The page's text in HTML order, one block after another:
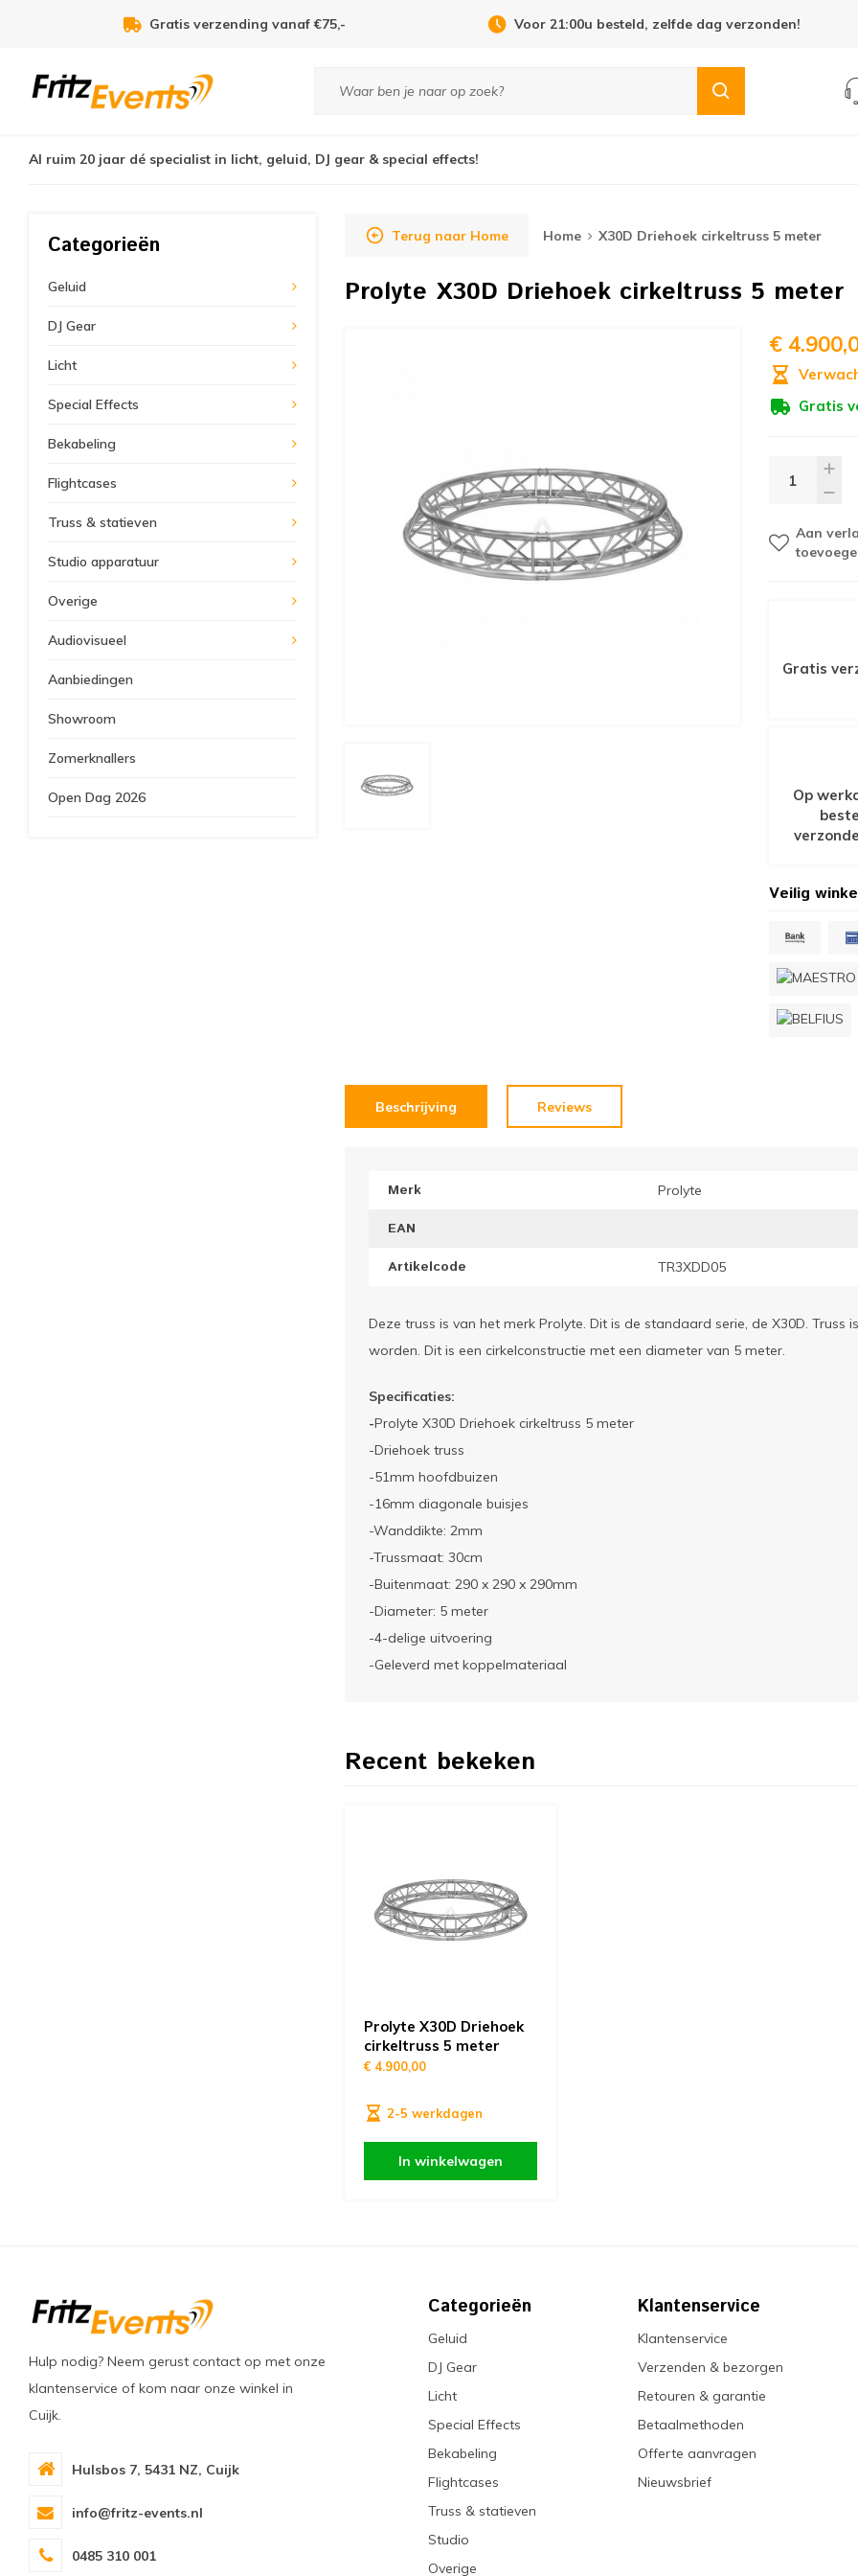
Gratis verzending vanaf €75,- Voor 21:00u besteld, zelfde dag verzonden!
Al ruim 20 jaar dé specialist in licht, geluid, DJ gear & special effects!
Categorieën
Geluid
DJ Gear
Licht
Special Effects
Bekabeling
Flightcases
Truss & statieven
Studio apparatuur
Overige
Audiovisueel
Aanbiedingen
Showroom
Zomerknallers
Open Dag 2026
Terug naar Home Home X30D Driehoek cirkeltruss 5 meter
Prolyte X30D Driehoek cirkeltruss 5 meter
€
Gratis
Aan
Gratis
Op
Veilig
Beschrijving Reviews
Merk Prolyte
EAN
Artikelcode
TR3XDD05
Deze truss is van het merk Prolyte. Dit is de standaard serie, de X30D.
worden. Dit is een cirkelconstructie met een diameter van 5 meter.
Specificaties:
-Prolyte X30D Driehoek cirkeltruss 5 meter
-Driehoek truss
-51mm hoofdbuizen
-16mm diagonale buisjes
-Wanddikte: 2mm
-Trussmaat: 30cm
-Buitenmaat: 290 x 290 x 290mm
-Diameter: 5 meter
-4-delige uitvoering
-Geleverd met koppelmateriaal
Recent bekeken
Prolyte X30D Driehoek
cirkeltruss 5 meter
€ 4.900,00
2-5 werkdagen
In winkelwagen
Hulp nodig? Neem gerust contact op met onze
klantenservice of kom naar onze winkel in
Cuijk.
Hulsbos 7, 5431 NZ, Cuijk
info@fritz-events.nl
0485 310 001
Categorieën
Geluid
DJ Gear
Licht
Special Effects
Bekabeling
Flightcases
Truss & statieven
Studio
Overige
Klantenservice
Klantenservice
Verzenden & bezorgen
Retouren & garantie
Betaalmethoden
Offerte aanvragen
Nieuwsbrief